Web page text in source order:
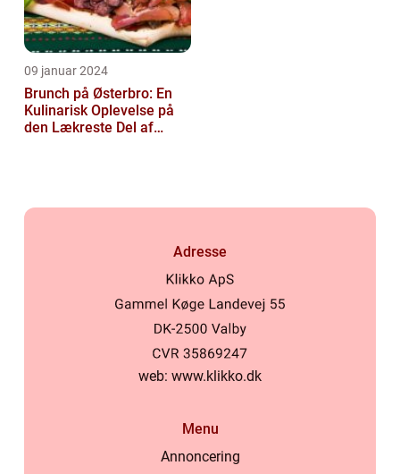
09 januar 2024
Brunch på Østerbro: En
Kulinarisk Oplevelse på
den Lækreste Del af
Adresse
web: www.klikko.dk
Menu
Annoncering